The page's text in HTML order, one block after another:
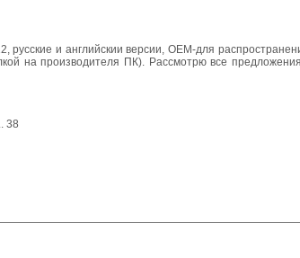
и английскии версии, OEM-для
на производителя ПК). Рассмотрю все
38